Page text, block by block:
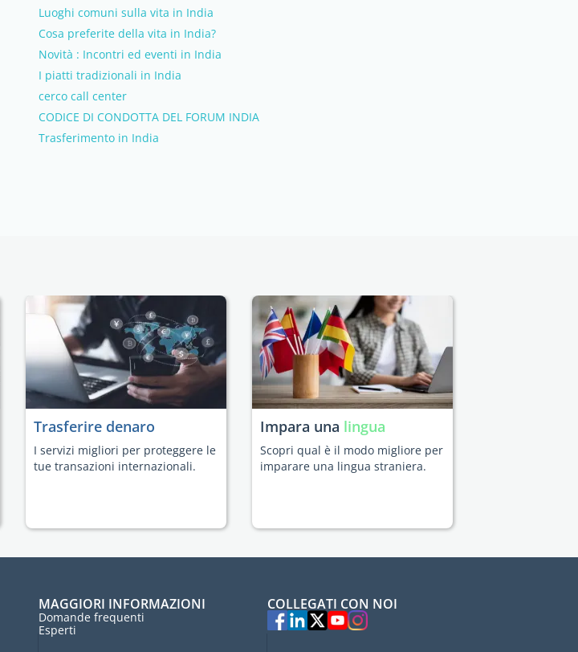
Luoghi comuni sulla vita in India
Cosa preferite della vita in India?
Novità : Incontri ed eventi in India
I piatti tradizionali in India
cerco call center
CODICE DI CONDOTTA DEL FORUM INDIA
Trasferimento in India
Trasferire denaro
I servizi migliori per proteggere le
tue transazioni internazionali.
Impara una lingua
Scopri qual è il modo migliore per
imparare una lingua straniera.
MAGGIORI INFORMAZIONI
Domande frequenti
Esperti
COLLEGATI CON NOI